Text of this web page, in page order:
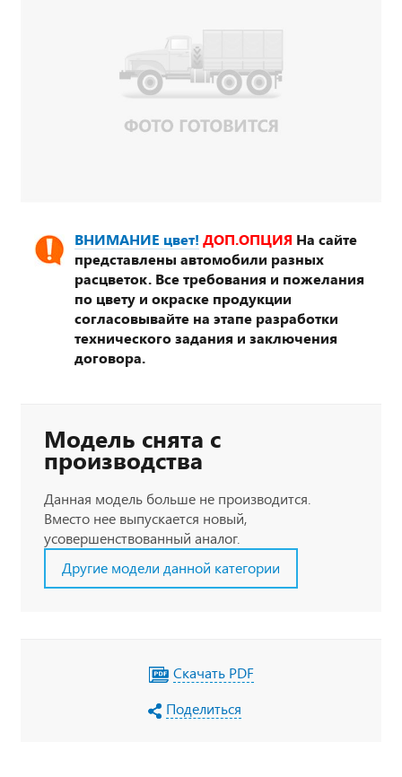
ВНИМАНИЕ цвет! ДОП.ОПЦИЯ На сайте
представлены автомобили разных
расцветок. Все требования и пожелания
по цвету и окраске продукции
согласовывайте на этапе разработки
технического задания и заключения
договора.
Модель снята с
производства
Данная модель больше не производится.
Вместо нее выпускается новый,
усовершенствованный аналог.
Другие модели данной категории
Скачать PDF
Поделиться